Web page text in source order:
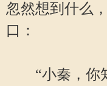
忽然想到什么
口：
“小秦，你